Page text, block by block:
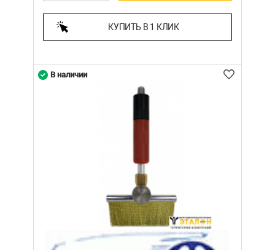
КУПИТЬ В 1 КЛИК
В наличии